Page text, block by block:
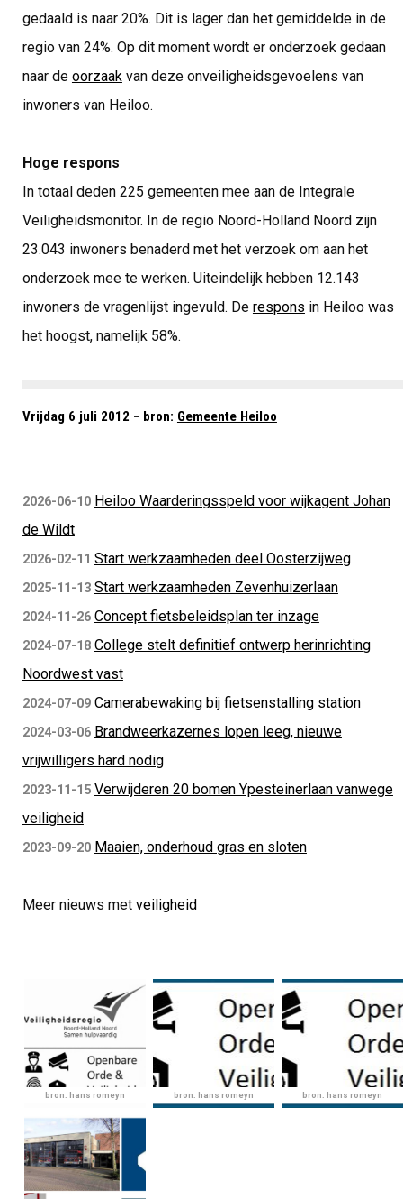
gedaald is naar 20%. Dit is lager dan het gemiddelde in de
regio van 24%. Op dit moment wordt er onderzoek gedaan
naar de oorzaakvan deze onveiligheidsgevoelens van
inwoners van Heiloo.
Hoge respons
In totaal deden 225 gemeenten mee aan de Integrale
Veiligheidsmonitor. In de regio Noord-Holland Noord zijn
23.043 inwoners benaderd met het verzoek om aan het
onderzoek mee te werken. Uiteindelijk hebben 12.143
inwoners de vragenlijst ingevuld. De respons in Heiloo was
het hoogst, namelijk 58%.
Vrijdag 6 juli 2012 − bron: Gemeente Heiloo
2026-06-10 Heiloo Waarderingsspeld voor wijkagent Johan
de Wildt
2026-02-11 Start werkzaamheden deel Oosterzijweg
2025-11-13 Start werkzaamheden Zevenhuizerlaan
2024-11-26 Concept fietsbeleidsplan ter inzage
2024-07-18 College stelt definitief ontwerp herinrichting
Noordwest vast
2024-07-09 Camerabewaking bij fietsenstalling station
2024-03-06 Brandweerkazernes lopen leeg, nieuwe
vrijwilligers hard nodig
2023-11-15 Verwijderen 20 bomen Ypesteinerlaan vanwege
veiligheid
2023-09-20 Maaien, onderhoud gras en sloten
Meer nieuws met veiligheid
bron: hans romeyn bron: hans romeyn bron: hans romeyn